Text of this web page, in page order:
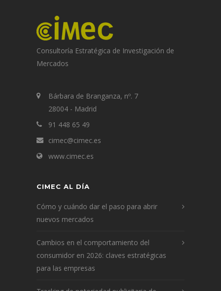
Consultoría Estratégica de Investigación de
Mercados
Bárbara de Branganza, nº. 7
28004 - Madrid
91 448 65 49
cimec@cimec.es
www.cimec.es
CIMEC AL DÍA
Cómo y cuándo dar el paso para abrir
nuevos mercados
Cambios en el comportamiento del
consumidor en 2026: claves estratégicas
para las empresas